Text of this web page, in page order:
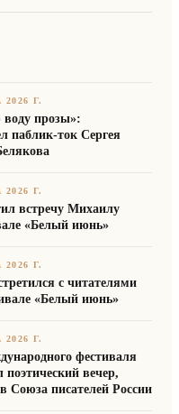
Г.
воду прозы»:
паблик-ток Сергея
Г.
встречу Михаилу
«Белый июнь»
Г.
с читателями
«Белый июнь»
Г.
фестиваля
вечер,
Союза писателей России